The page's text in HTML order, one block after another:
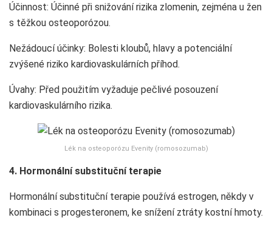
Účinnost: Účinné při snižování rizika zlomenin, zejména u žen
s těžkou osteoporózou.
Nežádoucí účinky: Bolesti kloubů, hlavy a potenciální
zvýšené riziko kardiovaskulárních příhod.
Úvahy: Před použitím vyžaduje pečlivé posouzení
kardiovaskulárního rizika.
Lék na osteoporózu Evenity (romosozumab)
4. Hormonální substituční terapie
Hormonální substituční terapie používá estrogen, někdy v
kombinaci s progesteronem, ke snížení ztráty kostní hmoty.